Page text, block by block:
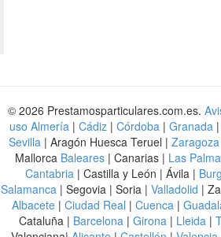
© 2026 Prestamosparticulares.com.es.
uso Almería| Cádiz| Córdoba| Granada|
Sevilla | Aragón Huesca Teruel | Zaragoza
Mallorca Baleares| Canarias | Las
Cantabria | Castilla y León | Ávila |
Salamanca| Segovia | Soria | Valladolid |
Albacete | Ciudad Real | Cuenca |
Cataluña | Barcelona| Girona| Lleida |